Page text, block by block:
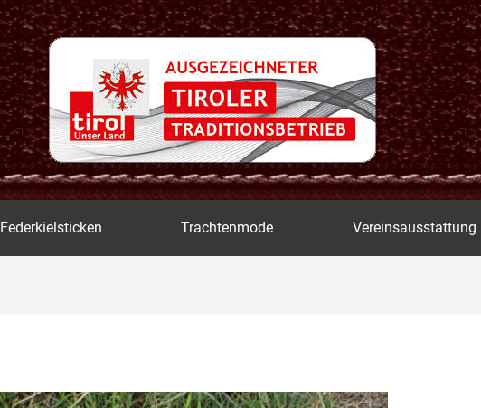
Federkielsticken Trachtenmode Vereinsausstattung